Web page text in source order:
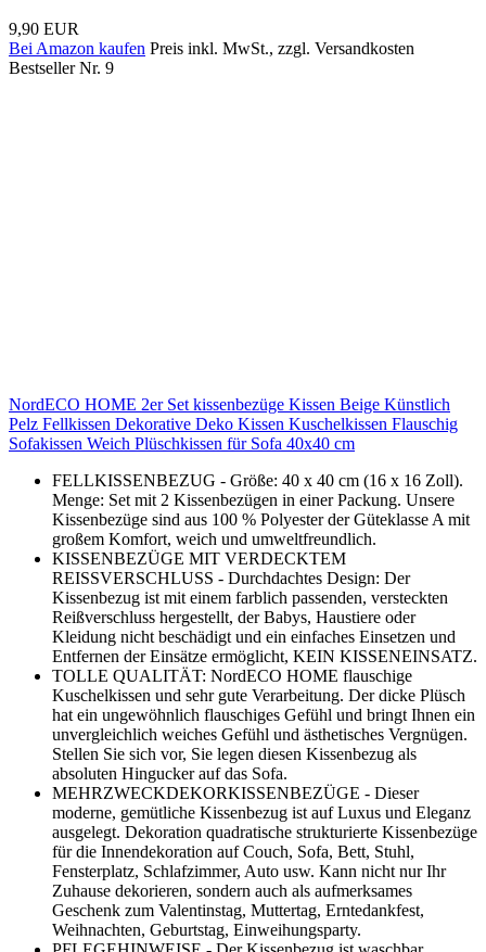
9,90 EUR
Bei Amazon kaufen Preis inkl. MwSt., zzgl. Versandkosten
Bestseller Nr. 9
NordECO HOME 2er Set kissenbezüge Kissen Beige Künstlich
Pelz Fellkissen Dekorative Deko Kissen Kuschelkissen Flauschig
Sofakissen Weich Plüschkissen für Sofa 40x40 cm
FELLKISSENBEZUG - Größe: 40 x 40 cm (16 x 16 Zoll).
Menge: Set mit 2 Kissenbezügen in einer Packung. Unsere
Kissenbezüge sind aus 100 % Polyester der Güteklasse A mit
großem Komfort, weich und umweltfreundlich.
KISSENBEZÜGE MIT VERDECKTEM
REISSVERSCHLUSS - Durchdachtes Design: Der
Kissenbezug ist mit einem farblich passenden, versteckten
Reißverschluss hergestellt, der Babys, Haustiere oder
Kleidung nicht beschädigt und ein einfaches Einsetzen und
Entfernen der Einsätze ermöglicht, KEIN KISSENEINSATZ.
TOLLE QUALITÄT: NordECO HOME flauschige
Kuschelkissen und sehr gute Verarbeitung. Der dicke Plüsch
hat ein ungewöhnlich flauschiges Gefühl und bringt Ihnen ein
unvergleichlich weiches Gefühl und ästhetisches Vergnügen.
Stellen Sie sich vor, Sie legen diesen Kissenbezug als
absoluten Hingucker auf das Sofa.
MEHRZWECKDEKORKISSENBEZÜGE - Dieser
moderne, gemütliche Kissenbezug ist auf Luxus und Eleganz
ausgelegt. Dekoration quadratische strukturierte Kissenbezüge
für die Innendekoration auf Couch, Sofa, Bett, Stuhl,
Fensterplatz, Schlafzimmer, Auto usw. Kann nicht nur Ihr
Zuhause dekorieren, sondern auch als aufmerksames
Geschenk zum Valentinstag, Muttertag, Erntedankfest,
Weihnachten, Geburtstag, Einweihungsparty.